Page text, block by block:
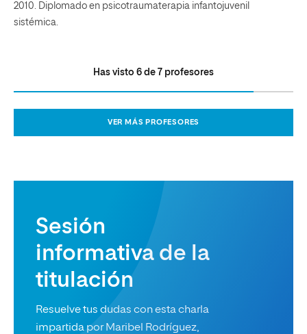
2010. Diplomado en psicotraumaterapia infantojuvenil
sistémica.
Has visto 6 de 7 profesores
VER MÁS PROFESORES
Sesión
informativa de la
titulación
Resuelve tus dudas con esta charla
impartida por Maribel Rodríguez,